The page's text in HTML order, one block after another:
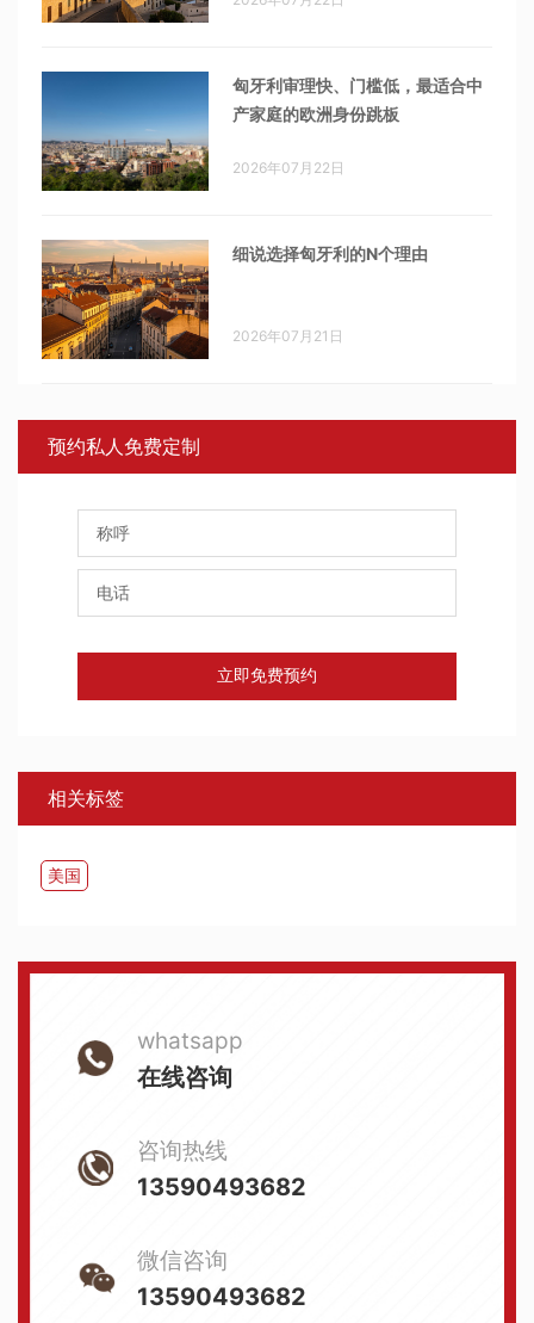
匈牙利审理快、门槛低，最适合中
产家庭的欧洲身份跳板
2026年07月22日
细说选择匈牙利的N个理由
2026年07月21日
预约私人免费定制
立即免费预约
相关标签
美国
whatsapp
在线咨询
咨询热线
13590493682
微信咨询
13590493682